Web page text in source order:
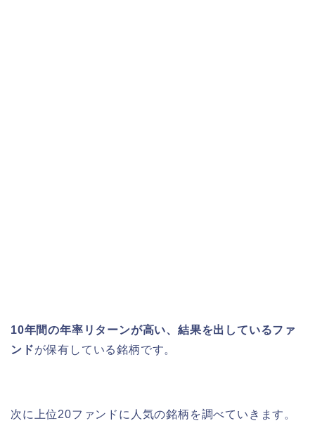
10年間の年率リターンが高い、結果を出しているファ
ンドが保有している銘柄です。
次に上位20ファンドに人気の銘柄を調べていきます。